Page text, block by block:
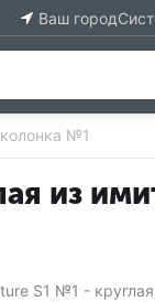
Ваш город
№1
из
S1 №1 -